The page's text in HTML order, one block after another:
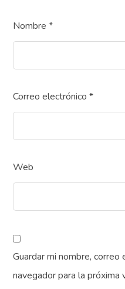
Nombre*
Correo electrónico*
Web
Guardar mi nombre,
navegador para la próxima